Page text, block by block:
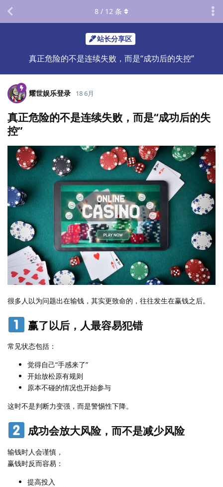
站长分享区
真正危险的不是连续失败，而是“成功后的失控”
8 / 12 条
耀世娱乐登录 18 6月
真正危险的不是连续失败，而是“成功后的失
控”
很多人以为问题出在输钱，其实更致命的，往往发生在赢钱之后。
赢了以后，人最容易犯错
常见状态包括：
觉得自己“手感来了”
开始放松原有规则
原本不碰的情况也开始参与
这时不是判断力变强，而是警惕性下降。
成功会放大风险，而不是减少风险
输钱时人会谨慎，
赢钱时反而容易：
提高投入